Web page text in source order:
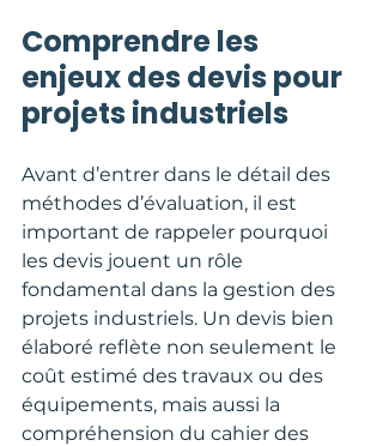
Comprendre les
enjeux des devis pour
projets industriels
Avant d’entrer dans le détail des
méthodes d’évaluation, il est
important de rappeler pourquoi
les devis jouent un rôle
fondamental dans la gestion des
projets industriels. Un devis bien
élaboré reflète non seulement le
coût estimé des travaux ou des
équipements, mais aussi la
compréhension du cahier des